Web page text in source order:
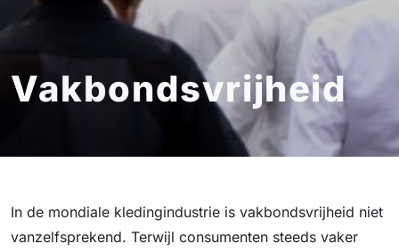
Vakbondsvrijheid
In de mondiale kledingindustrie is vakbondsvrijheid niet
vanzelfsprekend. Terwijl consumenten steeds vaker